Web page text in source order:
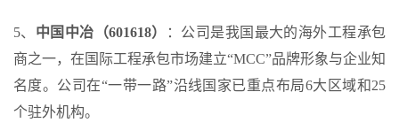
5、 中国中冶（601618）
：公司是我国最大的海外工程承包
商之一，在国际工程承包市场建立“MCC”品牌形象与企业知
名度。公司在“一带一路”沿线国家已重点布局6大区域和25
个驻外机构。